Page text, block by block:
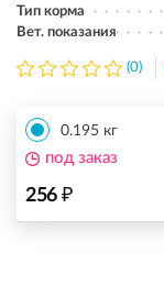
Тип корма
Вет. показания
(0)
0.195 кг
256 ₽
под заказ